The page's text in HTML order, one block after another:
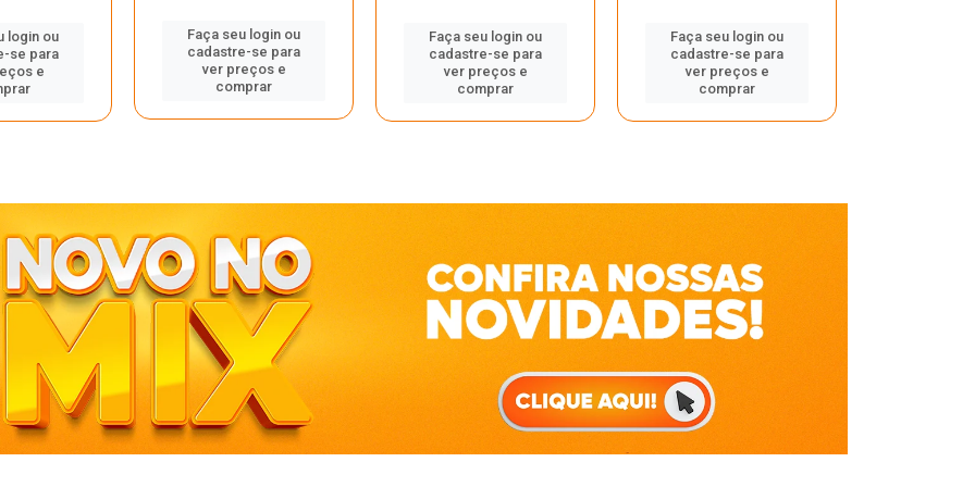
login ou
se para
e
Faça seu login ou
cadastre-se para
ver preços e
comprar
Faça seu login ou
cadastre-se para
ver preços e
comprar
Faça seu login ou
cadastre-se para
ver preços e
comprar